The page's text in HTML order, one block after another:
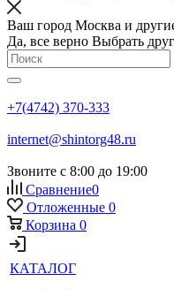
Ваш город Москва и
Да, все верно Выбрать
+7(4742) 370-333
internet@shintorg48.ru
Звоните с 8:00 до 19:00
Сравнение0
Отложенные 0
Корзина 0
КАТАЛОГ